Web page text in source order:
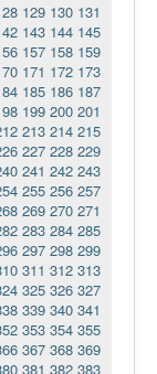
129 130 131
143 144 145
157 158 159
171 172 173
185 186 187
199 200 201
213 214 215
227 228 229
241 242 243
255 256 257
269 270 271
283 284 285
297 298 299
311 312 313
325 326 327
339 340 341
353 354 355
367 368 369
381 382 383